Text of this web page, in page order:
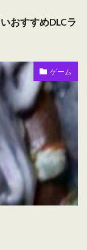
おすすめDLCラ
ゲーム